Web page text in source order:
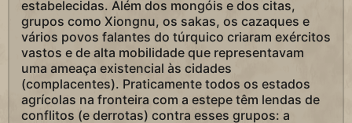
estabelecidas. Além dos mongóis e dos citas,
grupos como Xiongnu, os sakas, os cazaques e
vários povos falantes do túrquico criaram exércitos
vastos e de alta mobilidade que representavam
uma ameaça existencial às cidades
(complacentes). Praticamente todos os estados
agrícolas na fronteira com a estepe têm lendas de
conflitos (e derrotas) contra esses grupos: a